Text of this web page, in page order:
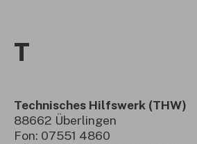
T
Technisches Hilfswerk (THW)
88662 Überlingen
Fon: 07551 4860